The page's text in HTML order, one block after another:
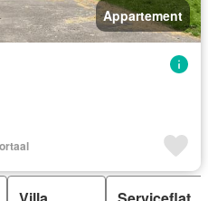
Appartement